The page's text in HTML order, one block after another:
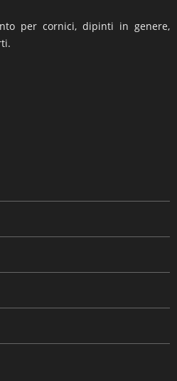
per cornici, dipinti in genere,